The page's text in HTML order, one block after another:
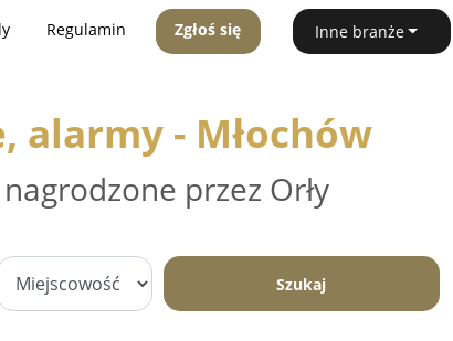
Regulamin Zgłoś się Inne branże
alarmy - Młochów
przez Orły
Szukaj